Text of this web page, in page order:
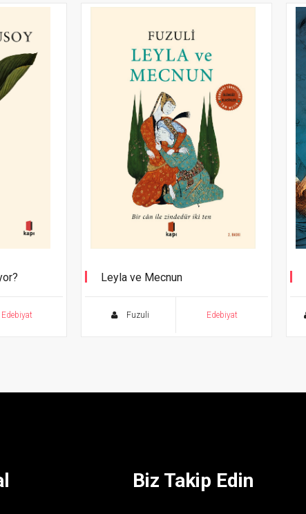
Edebiyat
Leyla ve Mecnun
Fuzuli Edebiyat
Biz Takip Edin